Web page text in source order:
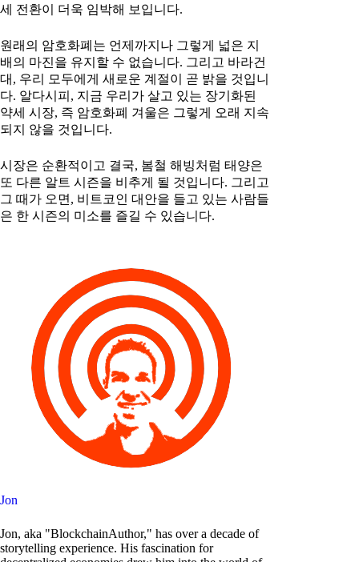
세 전환이 더욱 임박해 보입니다.
원래의 암호화폐는 언제까지나 그렇게 넓은 지
배의 마진을 유지할 수 없습니다. 그리고 바라건
대, 우리 모두에게 새로운 계절이 곧 밝을 것입니
다. 알다시피, 지금 우리가 살고 있는 장기화된
약세 시장, 즉 암호화폐 겨울은 그렇게 오래 지속
되지 않을 것입니다.
시장은 순환적이고 결국, 봄철 해빙처럼 태양은
또 다른 알트 시즌을 비추게 될 것입니다. 그리고
그 때가 오면, 비트코인 대안을 들고 있는 사람들
은 한 시즌의 미소를 즐길 수 있습니다.
Jon
Jon, aka "BlockchainAuthor," has over a decade of
storytelling experience. His fascination for